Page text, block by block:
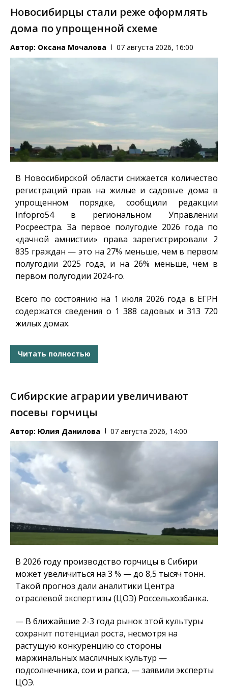
Новосибирцы стали реже оформлять
дома по упрощенной схеме
Автор: Оксана Мочалова 07 августа 2026, 16:00
В Новосибирской области снижается количество
регистраций прав на жилые и садовые дома в
упрощенном порядке, сообщили редакции
Infopro54в региональном Управлении
Росреестра. За первое полугодие 2026 года по
«дачной амнистии» права зарегистрировали 2
835 граждан — это на 27% меньше, чем в первом
полугодии 2025 года, и на 26% меньше, чем в
первом полугодии 2024-го.
Всего по состоянию на 1 июля 2026 года в ЕГРН
содержатся сведения о 1 388 садовых и 313 720
жилых домах.
Читать полностью
Сибирские аграрии увеличивают
посевы горчицы
Автор: Юлия Данилова 07 августа 2026, 14:00
В 2026 году производство горчицы в Сибири
может увеличиться на 3 % — до 8,5 тысяч тонн.
Такой прогноз дали аналитики Центра
отраслевой экспертизы (ЦОЭ) Россельхозбанка.
— В ближайшие 2-3 года рынок этой культуры
сохранит потенциал роста, несмотря на
растущую конкуренцию со стороны
маржинальных масличных культур —
подсолнечника, сои и рапса, — заявили эксперты
ЦОЭ.